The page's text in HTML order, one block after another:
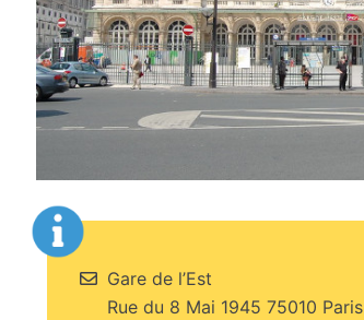
Gare de l’Est
Rue du 8 Mai 1945 75010 Paris